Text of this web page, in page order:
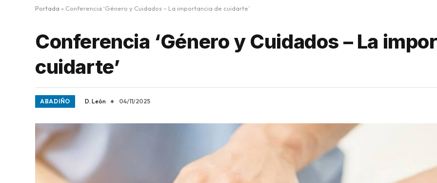
Portada » Conferencia ‘Género y Cuidados – La importancia de cuidarte’
Conferencia ‘Género y Cuidados – La
cuidarte’
ABADIÑO D. León 04/11/2025